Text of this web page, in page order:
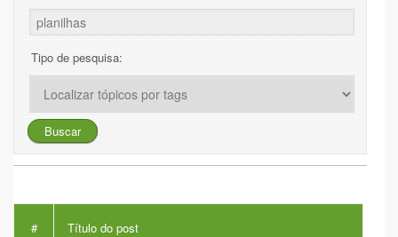
Tipo de pesquisa:
# Título do post